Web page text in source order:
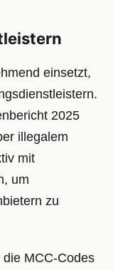
einsetzt,
2025
illegalem
mit
um
zu
MCC-Codes